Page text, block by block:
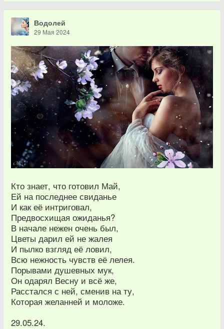
Водолей
29 Мая 2024
Кто знает, что готовил Май,
Ей на последнее свиданье
И как её интриговал,
Предвосхищая ожиданья?
В начале нежен очень был,
Цветы дарил ей не жалея
И пылко взгляд её ловил,
Всю нежность чувств её лелея.
Порывами душевных мук,
Он одарял Весну и всё же,
Расстался с ней, сменив на ту,
Которая желанней и моложе.
29.05.24.